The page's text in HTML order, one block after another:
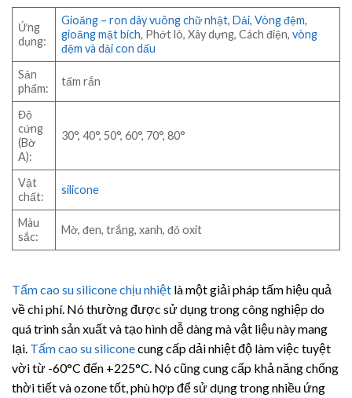
Ứng
dụng:
Gioăng – ron dây vuông chữ nhật,Dải, Vòng đệm,
gioăng mặt bích, Phớt lò, Xây dựng, Cách điện,vòng
đệm và dải con dấu
Sản
phẩm:
tấm rắn
Độ
cứng
(Bờ
A):
30°, 40°, 50°, 60°, 70°, 80°
Vật
chất:
silicone
Màu
sắc:
Mờ, đen, trắng, xanh, đỏ oxit
Tấm cao su silicone chịu nhiệt là một giải pháp tấm hiệu quả
về chi phí. Nó thường được sử dụng trong công nghiệp do
quá trình sản xuất và tạo hình dễ dàng mà vật liệu này mang
lại. Tấm cao su siliconecung cấp dải nhiệt độ làm việc tuyệt
vời từ -60°C đến +225°C. Nó cũng cung cấp khả năng chống
thời tiết và ozone tốt, phù hợp để sử dụng trong nhiều ứng